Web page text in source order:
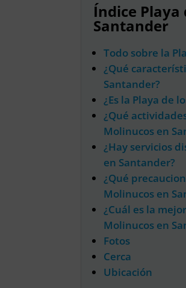
Índice Playa
Santander
Todo sobre la
¿Qué
Santander?
¿Es la Playa de
¿Qué
Molinucos en
¿Hay servicios
en Santander?
¿Qué
Molinucos en
¿Cuál es la
Molinucos en
Fotos
Cerca
Ubicación